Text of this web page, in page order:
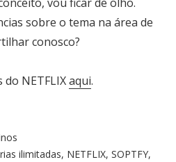
sobre o tema na área de
conosco?
NETFLIXaqui.
ilimitadas, NETFLIX, SOPTFY,